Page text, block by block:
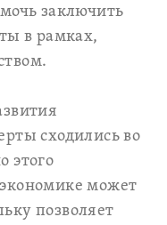
заключить
в рамках,
сходились во
этого
может
позволяет